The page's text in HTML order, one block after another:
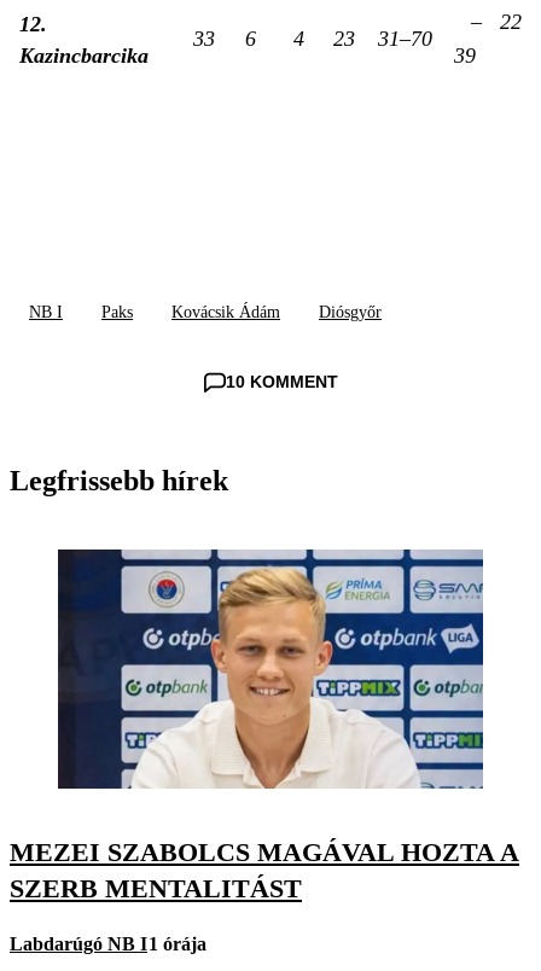
12.
Kazincbarcika
33 6 4 23 31–70
–
39
22
NB I Paks Kovácsik Ádám Diósgyőr
10 KOMMENT
Legfrissebb hírek
MEZEI SZABOLCS MAGÁVAL HOZTA A
SZERB MENTALITÁST
Labdarúgó NB I1 órája